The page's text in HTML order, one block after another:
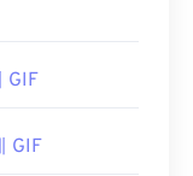
GIF
GIF